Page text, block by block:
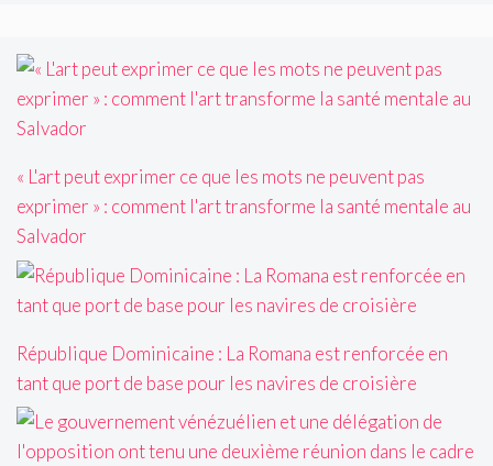
« L'art peut exprimer ce que les mots ne peuvent pas
exprimer » : comment l'art transforme la santé mentale au
Salvador
République Dominicaine : La Romana est renforcée en
tant que port de base pour les navires de croisière